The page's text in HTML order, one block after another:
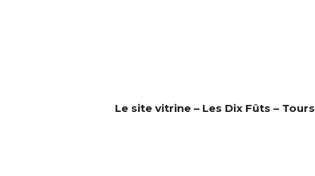
Le site vitrine – Les Dix Fûts – Tours